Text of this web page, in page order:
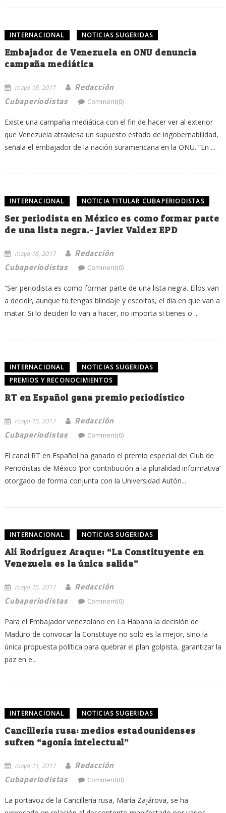
INTERNACIONAL NOTICIAS SUGERIDAS
Embajador de Venezuela en ONU denuncia
campaña mediática
mayo 16, 2017
Redacción
Cubaperiodistas
Comment(0)
Existe una campaña mediática con el fin de hacer ver al exterior
que Venezuela atraviesa un supuesto estado de ingobernabilidad,
señala el embajador de la nación suramericana en la ONU. “En ...
INTERNACIONAL NOTICIA TITULAR CUBAPERIODISTAS
Ser periodista en México es como formar parte
de una lista negra.- Javier Valdez EPD
mayo 16, 2017
Redacción
Cubaperiodistas
Comment(0)
“Ser periodista es como formar parte de una lista negra. Ellos van
a decidir, aunque tú tengas blindaje y escoltas, el día en que van a
matar. Si lo deciden lo van a hacer, no importa si tienes o ...
INTERNACIONAL
NOTICIAS SUGERIDAS
PREMIOS Y RECONOCIMIENTOS
RT en Español gana premio periodístico
mayo 15, 2017
Redacción
Cubaperiodistas
Comment(0)
El canal RT en Español ha ganado el premio especial del Club de
Periodistas de México ‘por contribución a la pluralidad informativa’
otorgado de forma conjunta con la Universidad Autón...
INTERNACIONAL NOTICIAS SUGERIDAS
Alí Rodríguez Araque: “La Constituyente en
Venezuela es la única salida”
mayo 15, 2017
Redacción
Cubaperiodistas
Comment(0)
Para el Embajador venezolano en La Habana la decisión de
Maduro de convocar la Constituye no solo es la mejor, sino la
única propuesta política para quebrar el plan golpista, garantizar la
paz en e...
INTERNACIONAL NOTICIAS SUGERIDAS
Cancillería rusa: medios estadounidenses
sufren “agonía intelectual”
mayo 11, 2017
Redacción
Cubaperiodistas
Comment(0)
La portavoz de la Cancillería rusa, María Zajárova, se ha